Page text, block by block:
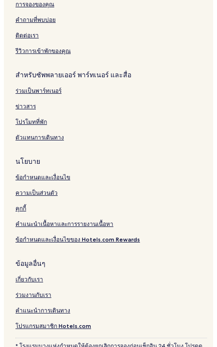
e
l
o
t
e
l
การจองของคุณ
คำถามที่พบบ่อย
ติดต่อเรา
รีวิวการเข้าพักของคุณ
สำหรับซัพพลายเออร์ พาร์ทเนอร์ และสื่อ
ร่วมเป็นพาร์ทเนอร์
ข่าวสาร
โปรโมทที่พัก
ตัวแทนการเดินทาง
นโยบาย
ข้อกำหนดและเงื่อนไข
ความเป็นส่วนตัว
คุกกี้
คำแนะนำเนื้อหาและการรายงานเนื้อหา
ข้อกำหนดและเงื่อนไขของ Hotels.com Rewards
ข้อมูลอื่นๆ
เกี่ยวกับเรา
ร่วมงานกับเรา
คำแนะนำการเดินทาง
โปรแกรมสมาชิก Hotels.com